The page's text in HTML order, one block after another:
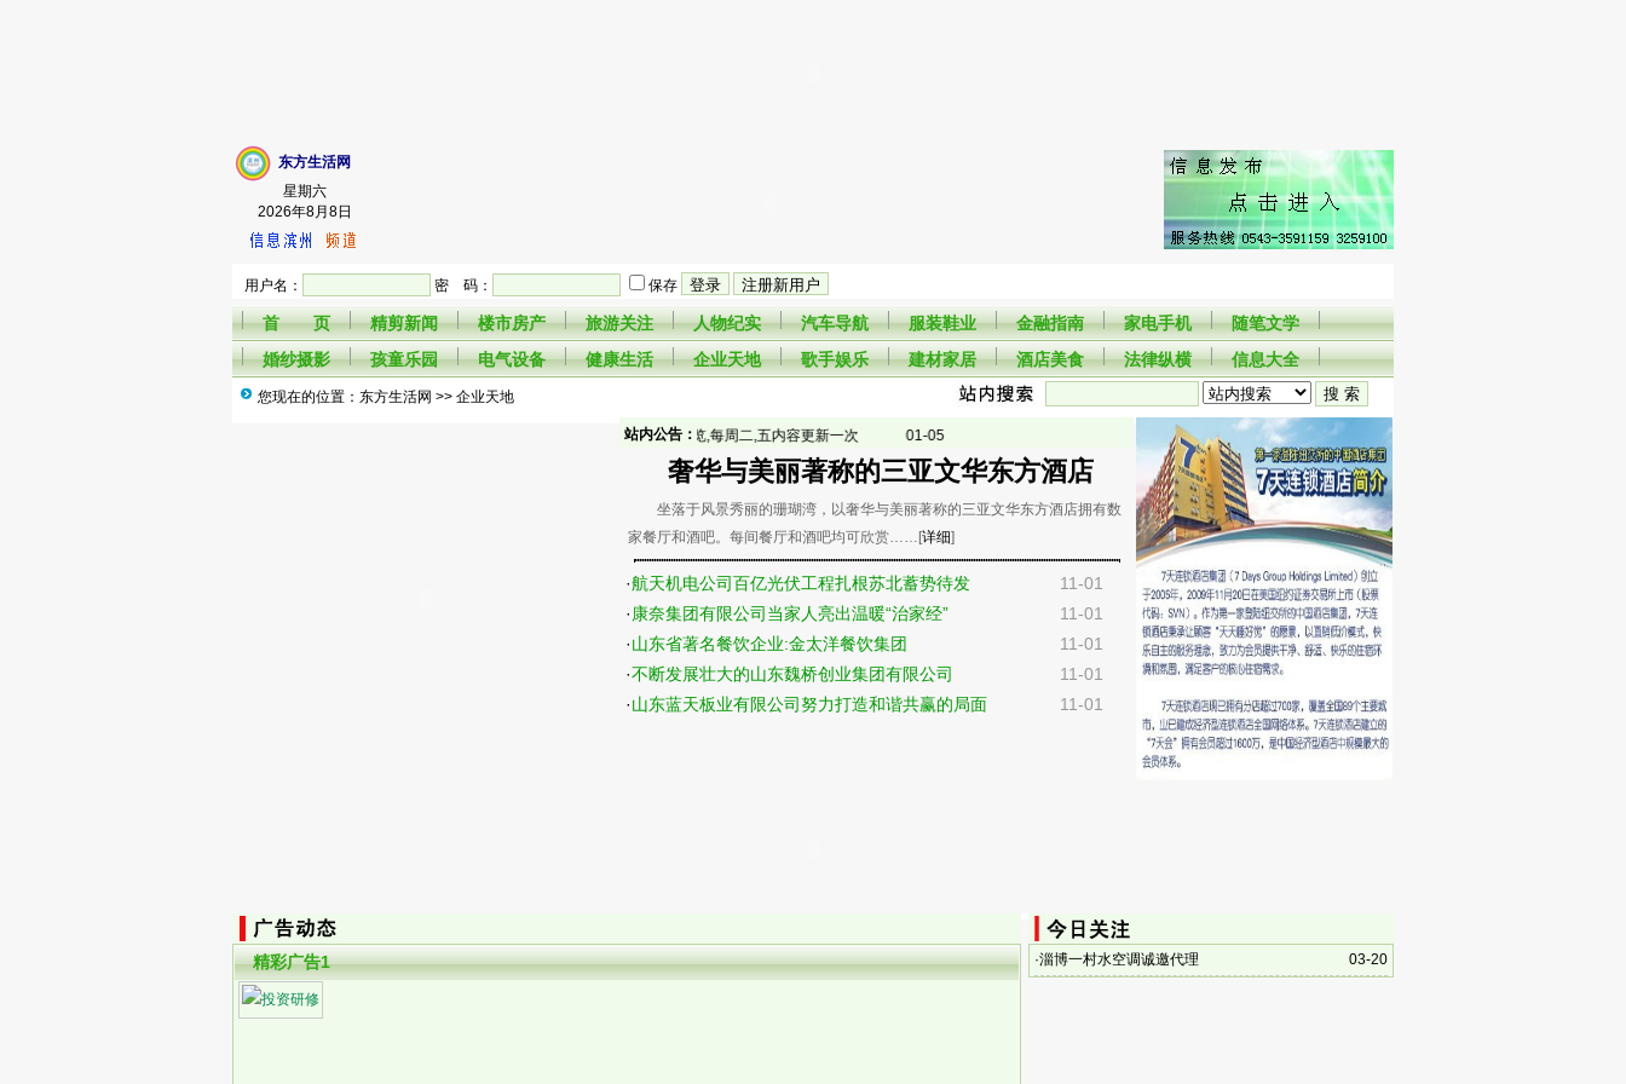
东方生活网
星期六
2026年8月8日
用户名： 密 码： 保存
首 页 精剪新闻 楼市房产 旅游关注 人物纪实 汽车导航 服装鞋业 金融指南 家电手机
随笔文学
婚纱摄影
孩童乐园 电气设备 健康生活 企业天地 歌手娱乐 建材家居 酒店美食 法律纵横 信息大全
您现在的位置：东方生活网 >> 企业天地
站内公告： 01-05
网站开通,欢迎浏览,每周二,五内容更新一次
奢华与美丽著称的三亚文华东方酒店
坐落于风景秀丽的珊瑚湾，以奢华与美丽著称的三亚文华东方酒店拥有数
家餐厅和酒吧。每间餐厅和酒吧均可欣赏……[详细]
11-01
·航天机电公司百亿光伏工程扎根苏北蓄势待发
11-01
· 康奈集团有限公司当家人亮出温暖“治家经”
11-01
·山东省著名餐饮企业:金太洋餐饮集团
11-01
·不断发展壮大的山东魏桥创业集团有限公司
11-01
·山东蓝天板业有限公司努力打造和谐共赢的局面
精彩广告1 03-20
·淄博一村水空调诚邀代理